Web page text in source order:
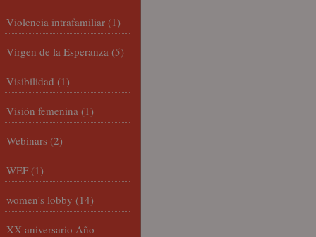
Violencia intrafamiliar (1)
Virgen de la Esperanza (5)
Visibilidad (1)
Visión femenina (1)
Webinars (2)
WEF (1)
women's lobby (14)
XX aniversario Año